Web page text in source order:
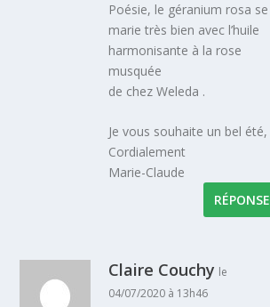
Poésie, le géranium rosa se
marie très bien avec l’huile
harmonisante à la rose
musquée
de chez Weleda .
Je vous souhaite un bel été,
Cordialement
Marie-Claude
RÉPONSE
Claire Couchy le
04/07/2020 à 13h46